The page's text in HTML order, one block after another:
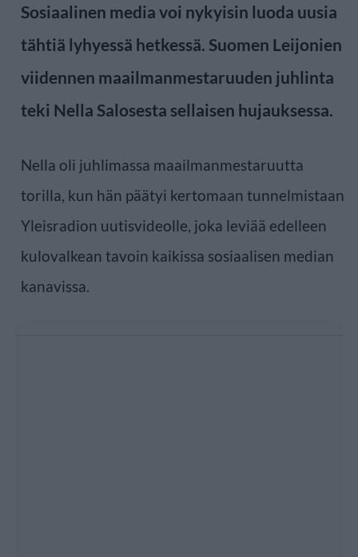
Sosiaalinen media voi nykyisin luoda uusia
tähtiä lyhyessä hetkessä. Suomen Leijonien
viidennen maailmanmestaruuden juhlinta
teki Nella Salosesta sellaisen hujauksessa.
Nella oli juhlimassa maailmanmestaruutta
torilla, kun hän päätyi kertomaan tunnelmistaan
Yleisradion uutisvideolle, joka leviää edelleen
kulovalkean tavoin kaikissa sosiaalisen median
kanavissa.